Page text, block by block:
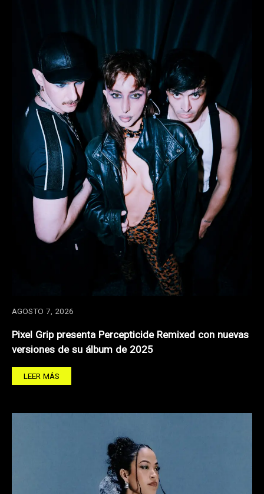
AGOSTO 7, 2026
Pixel Grip presenta Percepticide Remixed con nuevas
versiones de su álbum de 2025
LEER MÁS